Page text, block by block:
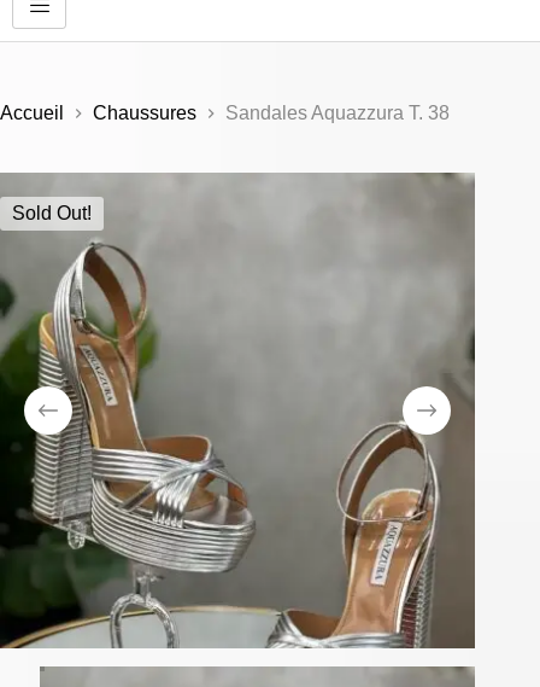
Accueil Chaussures Sandales Aquazzura T. 38
Sold Out!